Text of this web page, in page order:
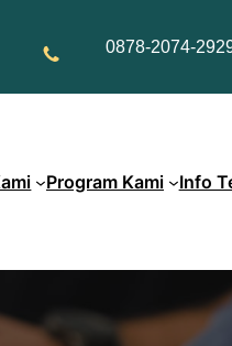
0878-2074-
Program Kami Info